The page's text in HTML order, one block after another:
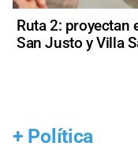
Ruta 2: proyectan
San Justo y Villa
+ Política